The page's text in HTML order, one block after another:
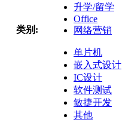
类别:
升学/留学
Office
网络营销
单片机
嵌入式设计
IC设计
软件测试
敏捷开发
其他